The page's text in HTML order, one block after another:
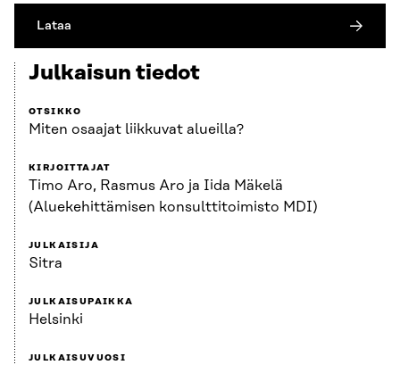
Lataa
Julkaisun tiedot
OTSIKKO
Miten osaajat liikkuvat alueilla?
KIRJOITTAJAT
Timo Aro, Rasmus Aro ja Iida Mäkelä
(Aluekehittämisen konsulttitoimisto MDI)
JULKAISIJA
Sitra
JULKAISUPAIKKA
Helsinki
JULKAISUVUOSI